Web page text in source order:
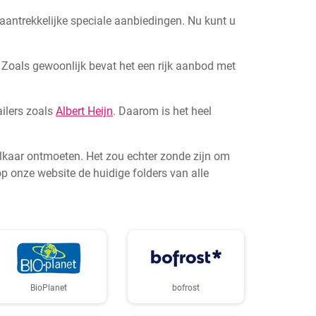
speciale aanbiedingen. Nu kunt u
gewoonlijk bevat het een rijk aanbod met
zoals Albert Heijn. Daarom is het heel
ontmoeten. Het zou echter zonde zijn om
onze website de huidige folders van alle
BioPlanet bofrost